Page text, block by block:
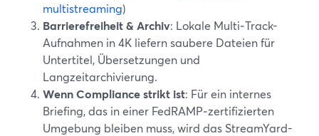
multistreaming)
Barrierefreiheit & Archiv: Lokale Multi‑Track-
Aufnahmen in 4K liefern saubere Dateien für
Untertitel, Übersetzungen und
Langzeitarchivierung.
Wenn Compliance strikt ist: Für ein internes
Briefing, das in einer FedRAMP‑zertifizierten
Umgebung bleiben muss, wird das StreamYard-